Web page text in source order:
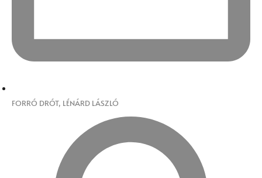
FORRÓ DRÓT, LÉNÁRD LÁSZLÓ